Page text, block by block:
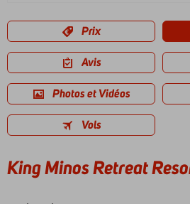
Prix
Avis
Photos et Vidéos
Vols
King Minos Retreat